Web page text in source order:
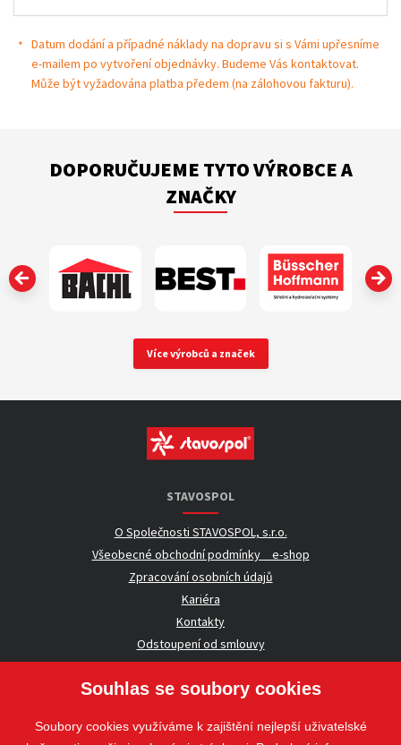
Datum dodání a případné náklady na dopravu si s Vámi upřesníme
e-mailem po vytvoření objednávky. Budeme Vás kontaktovat.
Může být vyžadována platba předem (na zálohovou fakturu).
DOPORUČUJEME TYTO VÝROBCE A
ZNAČKY
‹
Více výrobců a značek
STAVOSPOL
O Společnosti STAVOSPOL, s.r.o.
Všeobecné obchodní podmínky _ e-shop
Zpracování osobních údajů
Kariéra
Kontakty
Odstoupení od smlouvy
UŽITEČNÉ INFORMACE
Nezávazná poptávka
Souhlas se soubory cookies
Soubory cookies využíváme k zajištění nejlepší uživatelské